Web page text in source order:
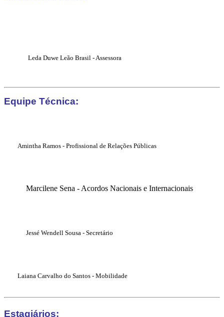
Leda Duwe Leão Brasil - Assessora
Equipe Técnica:
Amintha Ramos - Profissional de Relações Públicas
Marcilene Sena - Acordos Nacionais e Internacionais
Jessé Wendell Sousa - Secretário
Laiana Carvalho do Santos - Mobilidade
Estagiários: